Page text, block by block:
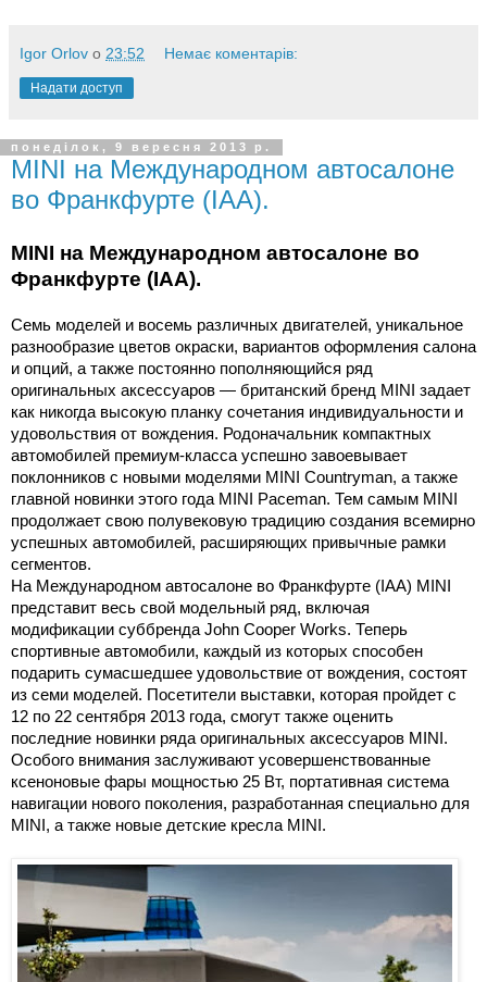
Igor Orlov о 23:52 Немає коментарів:
Надати доступ
понеділок, 9 вересня 2013 р.
MINI на Международном автосалоне
во Франкфурте (IAA).
MINI на Международном автосалоне во
Франкфурте (IAA).
Семь моделей и восемь различных двигателей, уникальное
разнообразие цветов окраски, вариантов оформления салона
и опций, а также постоянно пополняющийся ряд
оригинальных аксессуаров — британский бренд MINI задает
как никогда высокую планку сочетания индивидуальности и
удовольствия от вождения. Родоначальник компактных
автомобилей премиум-класса успешно завоевывает
поклонников с новыми моделями MINI Countryman, а также
главной новинки этого года MINI Paceman. Тем самым MINI
продолжает свою полувековую традицию создания всемирно
успешных автомобилей, расширяющих привычные рамки
сегментов.
На Международном автосалоне во Франкфурте (IAA) MINI
представит весь свой модельный ряд, включая
модификации суббренда John Cooper Works. Теперь
спортивные автомобили, каждый из которых способен
подарить сумасшедшее удовольствие от вождения, состоят
из семи моделей. Посетители выставки, которая пройдет с
12 по 22 сентября 2013 года, смогут также оценить
последние новинки ряда оригинальных аксессуаров MINI.
Особого внимания заслуживают усовершенствованные
ксеноновые фары мощностью 25 Вт, портативная система
навигации нового поколения, разработанная специально для
MINI, а также новые детские кресла MINI.